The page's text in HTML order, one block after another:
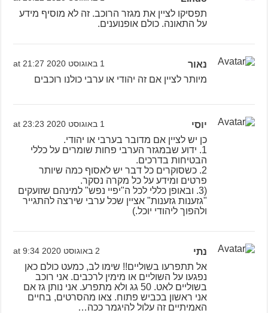
תפסיקו לציין את מגזר הרוכב. זה לא מוסיף מידע
על התאונה. כולם אופנוענים.
נאור 1 באוגוסט 2020 at 21:27
מיותר לציין אם זה יהודי או ערבי כולנו רוכבים
יוסי 1 באוגוסט 2020 at 23:23
כן יש לציין אם מדובר בערבי או יהודי.
1. ידוע שבמגזר הערבי פחות שומרים על כללי
הבטיחות בדרכים.
2. כשסוקרים כל דבר יש לאסוף כמה שיותר
פרטים ומידע על כל מקרה נסקר.
(3. ובאופן כללי לכל ה"יפיי נפש" למינהם שזועקים
"גזענות גזענות" אציין שכל ערבי שירצה להתגייר
ולהפוך ליהודי יוכל.)
נתי 2 באוגוסט 2020 at 9:34
אל תתפרעו בשוליים!! שימו לב, כמעט כולם כאן
נפגעו על השוליים או מימין לרכבים. אני רוכב
בשוליים לאט. 50 גג ולא מתפרע. אני נותן גז אם
אני ראשון בכביש פתוח. צאו מהסרטים, בחיים
האמיתיים זה עלול להיגמר ככה…